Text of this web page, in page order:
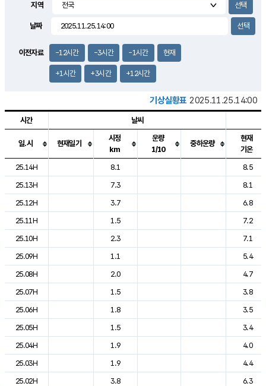
3.4m/s
지역
날짜
이전자료 -12시간 -3시간 -1시간 현재
+1시간 +3시간 +12시간
기상실황표 2025.11.25.14:00
도시별 기상실황표로 지점, 날씨, 기온, 강수, 바람, 기압등을 안내한 표입
시간 날씨
일.시 현재일기
시정
km
운량
1/10
중하운량
현재
기온
25.14H
8.1
8.5
25.13H
7.3
8.1
25.12H
3.7
6.8
25.11H
1.5
7.2
25.10H
2.3
7.1
25.09H
1.1
5.4
25.08H
2.0
4.7
25.07H
1.5
3.8
25.06H
1.8
3.5
25.05H
1.5
3.4
25.04H
1.9
4.0
25.03H
1.9
4.4
25.02H
3.8
6.3